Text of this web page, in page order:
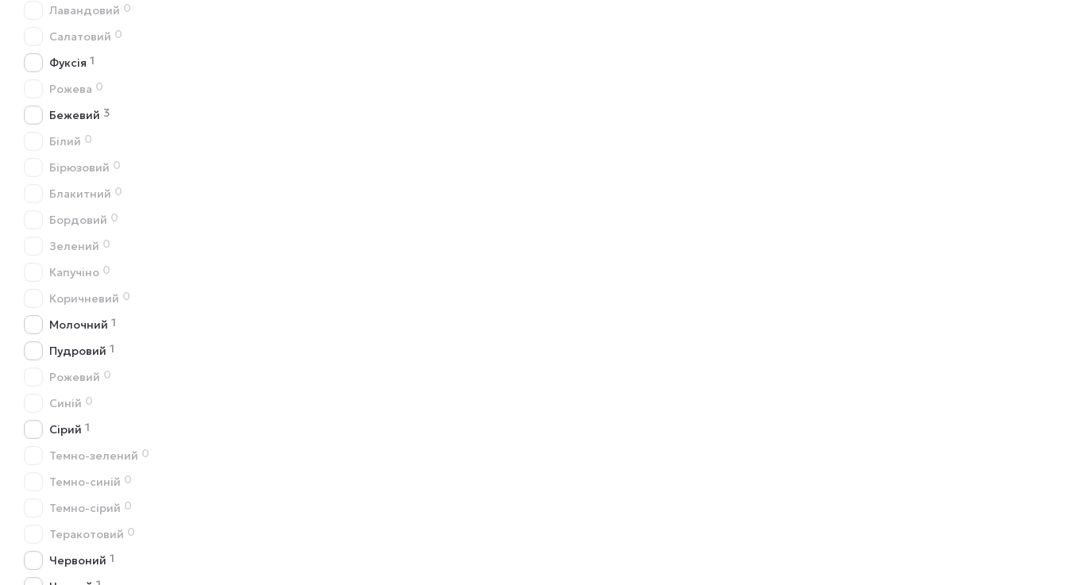
Лавандовий 0
Салатовий 0
Фуксія 1
Рожева 0
Бежевий 3
Білий 0
Бірюзовий 0
Блакитний 0
Бордовий 0
Зелений 0
Капучіно 0
Коричневий 0
Молочний 1
Пудровий 1
Рожевий 0
Синій 0
Сірий 1
Темно-зелений 0
Темно-синій 0
Темно-сірий 0
Теракотовий 0
Червоний 1